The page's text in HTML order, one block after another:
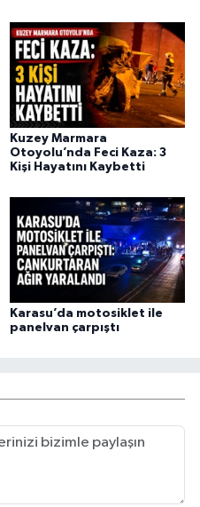
Kuzey Marmara
Otoyolu’nda Feci Kaza: 3
Kişi Hayatını Kaybetti
Karasu’da motosiklet ile
panelvan çarpıştı